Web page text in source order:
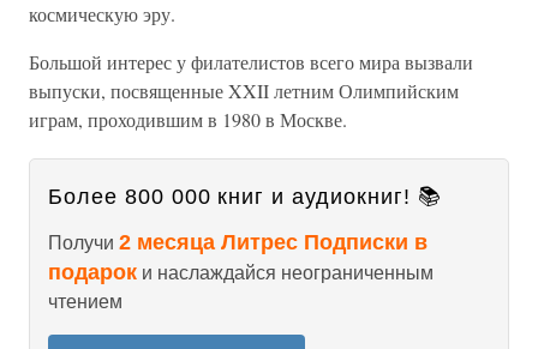
космическую эру.
Большой интерес у филателистов всего мира вызвали
выпуски, посвященные XXII летним Олимпийским
играм, проходившим в 1980 в Москве.
Более 800 000 книг и аудиокниг! 📚
Получи 2 месяца Литрес Подписки в
подарок и наслаждайся неограниченным
чтением